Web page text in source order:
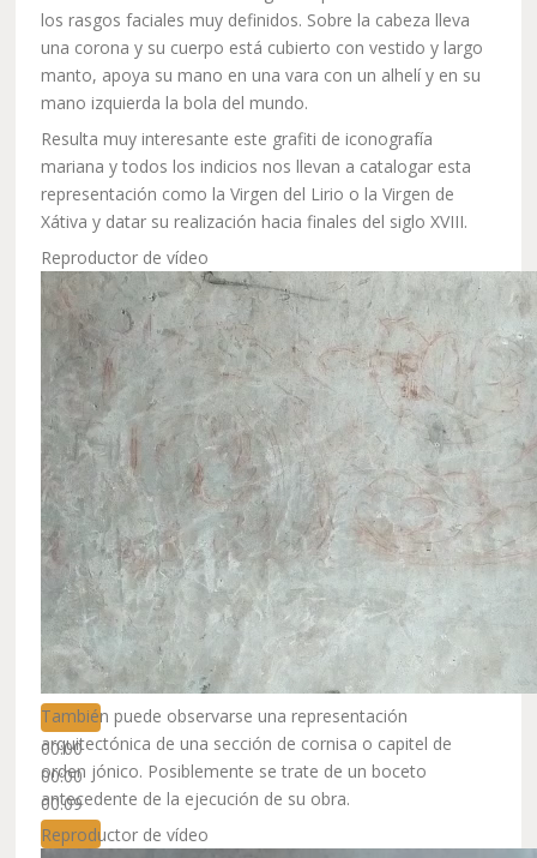
los rasgos faciales muy definidos. Sobre la cabeza lleva
una corona y su cuerpo está cubierto con vestido y largo
manto, apoya su mano en una vara con un alhelí y en su
mano izquierda la bola del mundo.
Resulta muy interesante este grafiti de iconografía
mariana y todos los indicios nos llevan a catalogar esta
representación como la Virgen del Lirio o la Virgen de
Xátiva y datar su realización hacia finales del siglo XVIII.
Reproductor de vídeo
00:00
00:00
00:09
También puede observarse una representación
arquitectónica de una sección de cornisa o capitel de
orden jónico. Posiblemente se trate de un boceto
antecedente de la ejecución de su obra.
Reproductor de vídeo